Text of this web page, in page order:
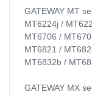
GATEWAY MT
MT6224j /
MT6706 /
MT6821 /
MT6832b /
GATEWAY MX